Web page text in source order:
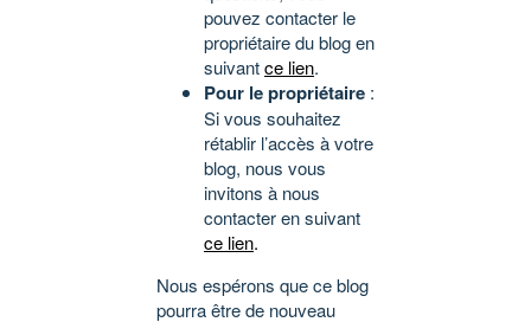
pouvez contacter le
propriétaire du blog en
suivantce lien.
Pour le propriétaire :
Si vous souhaitez
rétablir l’accès à votre
blog, nous vous
invitons à nous
contacter en suivant
ce lien.
Nous espérons que ce blog
pourra être de nouveau